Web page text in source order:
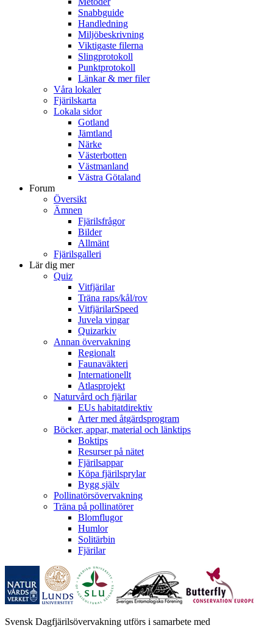
Snabbguide
Handledning
Miljöbeskrivning
Viktigaste filerna
Slingprotokoll
Punktprotokoll
Länkar & mer filer
Våra lokaler
Fjärilskarta
Lokala sidor
Gotland
Jämtland
Närke
Västerbotten
Västmanland
Västra Götaland
Forum
Översikt
Ämnen
Fjärilsfrågor
Bilder
Allmänt
Fjärilsgalleri
Lär dig mer
Quiz
Vitfjärilar
Träna raps/kål/rov
VitfjärilarSpeed
Juvela vingar
Quizarkiv
Annan övervakning
Regionalt
Faunaväkteri
Internationellt
Atlasprojekt
Naturvård och fjärilar
EUs habitatdirektiv
Arter med åtgärdsprogram
Böcker, appar, material och länktips
Boktips
Resurser på nätet
Fjärilsappar
Köpa fjärilsprylar
Bygg själv
Pollinatörsövervakning
Träna på pollinatörer
Blomflugor
Humlor
Solitärbin
Fjärilar
Svensk Dagfjärilsövervakning utförs i samarbete med